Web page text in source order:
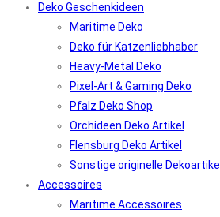
Deko Geschenkideen
Maritime Deko
Deko für Katzenliebhaber
Heavy-Metal Deko
Pixel-Art & Gaming Deko
Pfalz Deko Shop
Orchideen Deko Artikel
Flensburg Deko Artikel
Sonstige originelle Dekoartikel
Accessoires
Maritime Accessoires